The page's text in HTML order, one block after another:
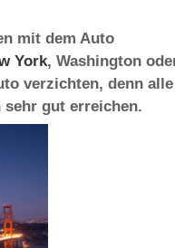
mit dem Auto
York, Washington
verzichten, denn alle
gut erreichen.